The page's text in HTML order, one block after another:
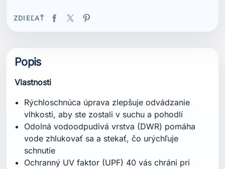
ZDIEĽAŤ
Popis
Vlastnosti
Rýchloschnúca úprava zlepšuje odvádzanie
vlhkosti, aby ste zostali v suchu a pohodlí
Odolná vodoodpudivá vrstva (DWR) pomáha
vode zhlukovať sa a stekať, čo urýchľuje
schnutie
Ochranný UV faktor (UPF) 40 vás chráni pri